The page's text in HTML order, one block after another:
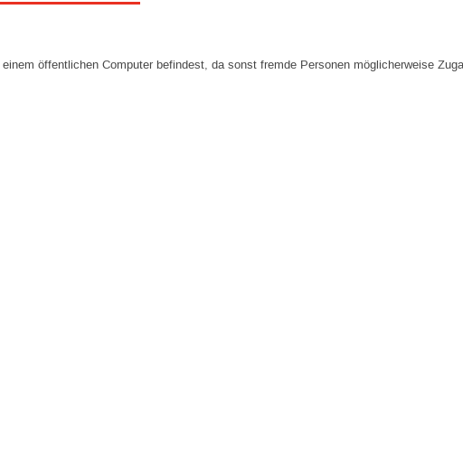
öffentlichen Computer befindest, da sonst fremde Personen möglicherweise